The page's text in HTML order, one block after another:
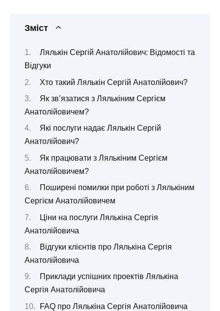
Зміст
Лялькін Сергій Анатолійович: Відомості та
Відгуки
Хто такий Лялькін Сергій Анатолійович?
Як зв’язатися з Лялькіним Сергієм
Анатолійовичем?
Які послуги надає Лялькін Сергій
Анатолійович?
Як працювати з Лялькіним Сергієм
Анатолійовичем?
Поширені помилки при роботі з Лялькіним
Сергієм Анатолійовичем
Ціни на послуги Лялькіна Сергія
Анатолійовича
Відгуки клієнтів про Лялькіна Сергія
Анатолійовича
Приклади успішних проектів Лялькіна
Сергія Анатолійовича
FAQ про Лялькіна Сергія Анатолійовича